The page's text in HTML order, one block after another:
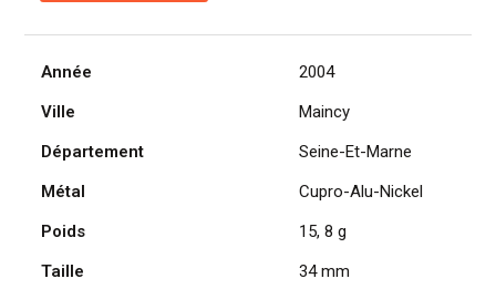
Maincy
(77)
Vaux
Vicomte
2004
Année
2004
Ville
Maincy
Département
Seine-Et-Marne
Métal
Cupro-Alu-Nickel
Poids
15, 8 g
Taille
34 mm